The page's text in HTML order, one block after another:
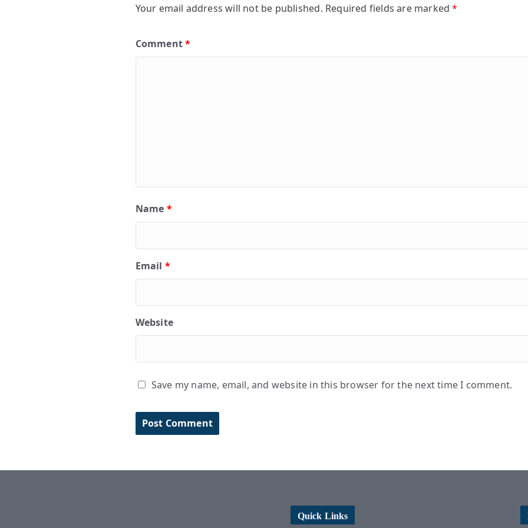
Your email address will not be published. Required fields are marked*
Comment*
Name *
Email *
Website
Save my name, email, and website in this browser for the next time I comment.
Quick Links